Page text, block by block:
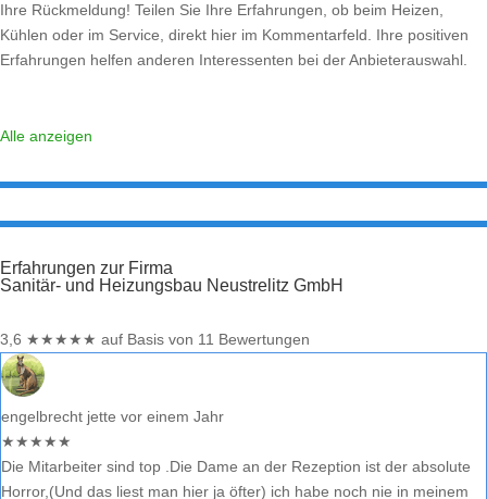
Ihre Rückmeldung! Teilen Sie Ihre Erfahrungen, ob beim Heizen,
Kühlen oder im Service, direkt hier im Kommentarfeld. Ihre positiven
Erfahrungen helfen anderen Interessenten bei der Anbieterauswahl.
Alle anzeigen
Erfahrungen zur Firma
Sanitär- und Heizungsbau Neustrelitz GmbH
3,6 ★★★★★ auf Basis von 11 Bewertungen
engelbrecht jette vor einem Jahr
★★★★★
Die Mitarbeiter sind top .Die Dame an der Rezeption ist der absolute
Horror,(Und das liest man hier ja öfter) ich habe noch nie in meinem